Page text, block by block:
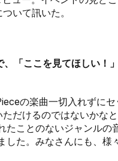
いて訊いた。
「ここを見てほしい！
の楽曲一切入れずに
ただけるのではないか
たことのないジャンルの
した。みなさんにも、様